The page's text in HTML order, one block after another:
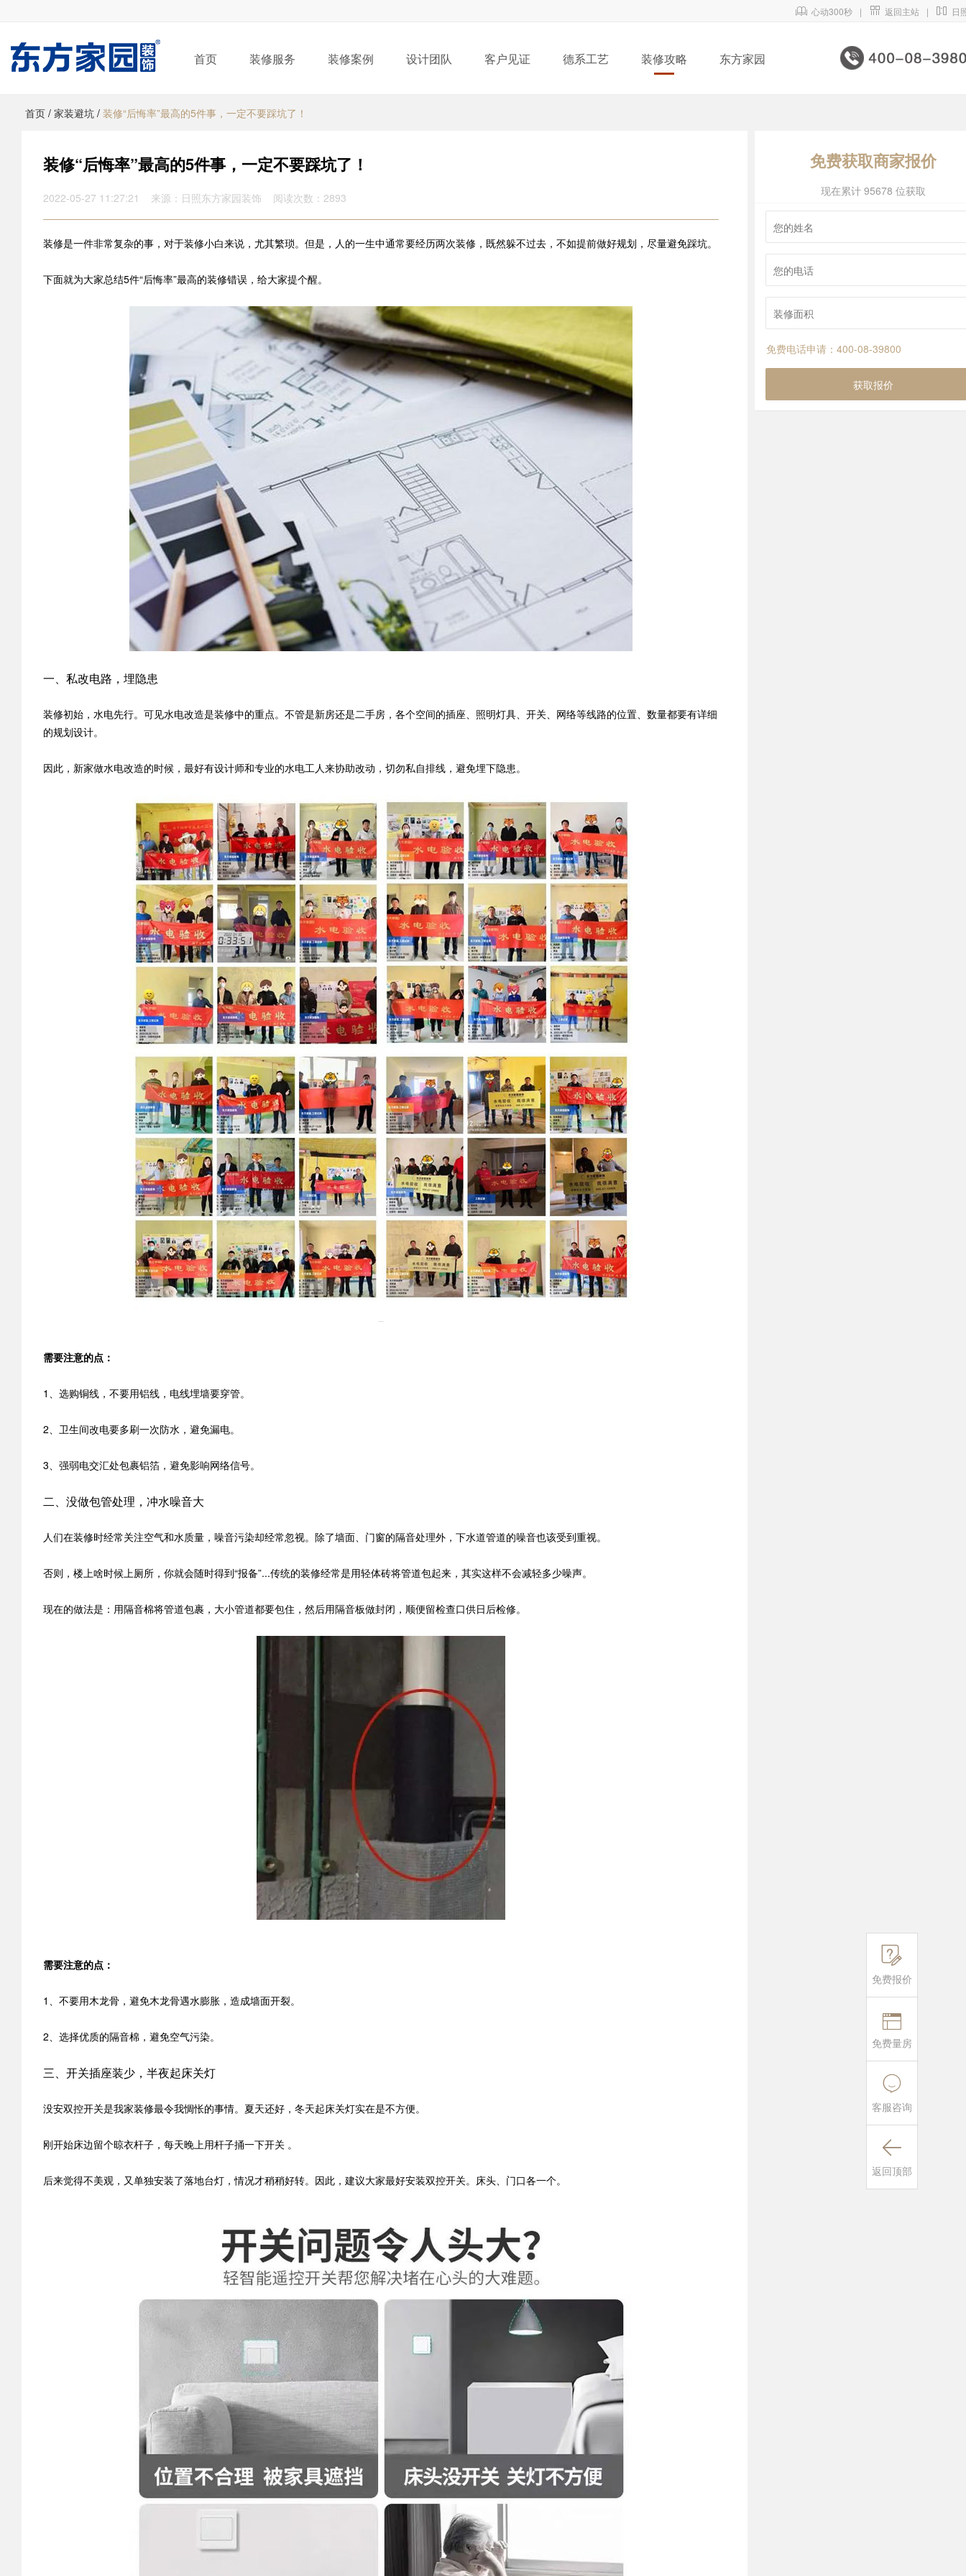
 心动300秒 |  返回主站 |  日
首页 装修服务 装修案例 设计团队 客户见证 德系工艺 装修攻略 东方家园
首页 / 家装避坑 / 装修“后悔率”最高的5件事，一定不要踩坑了！
装修“后悔率”最高的5件事，一定不要踩坑了！
2022-05-27 11:27:21 来源：日照东方家园装饰 阅读次数：2893
装修是一件非常复杂的事，对于装修小白来说，尤其繁琐。但是，人的一生中通常要经历两次装修，既然躲不过去，不如提前做好规划，尽量避免踩坑。
下面就为大家总结5件“后悔率”最高的装修错误，给大家提个醒。
一、私改电路，埋隐患
装修初始，水电先行。可见水电改造是装修中的重点。不管是新房还是二手房，各个空间的插座、照明灯具、开关、网络等线路的位置、数量都要有详细
的规划设计。
因此，新家做水电改造的时候，最好有设计师和专业的水电工人来协助改动，切勿私自排线，避免埋下隐患。
需要注意的点：
1、选购铜线，不要用铝线，电线埋墙要穿管。
2、卫生间改电要多刷一次防水，避免漏电。
3、强弱电交汇处包裹铝箔，避免影响网络信号。
二、没做包管处理，冲水噪音大
人们在装修时经常关注空气和水质量，噪音污染却经常忽视。除了墙面、门窗的隔音处理外，下水道管道的噪音也该受到重视。
否则，楼上啥时候上厕所，你就会随时得到“报备”...传统的装修经常是用轻体砖将管道包起来，其实这样不会减轻多少噪声。
现在的做法是：用隔音棉将管道包裹，大小管道都要包住，然后用隔音板做封闭，顺便留检查口供日后检修。
需要注意的点：
1、不要用木龙骨，避免木龙骨遇水膨胀，造成墙面开裂。
2、选择优质的隔音棉，避免空气污染。
三、开关插座装少，半夜起床关灯
没安双控开关是我家装修最令我惆怅的事情。夏天还好，冬天起床关灯实在是不方便。
刚开始床边留个晾衣杆子，每天晚上用杆子捅一下开关 。
后来觉得不美观，又单独安装了落地台灯，情况才稍稍好转。因此，建议大家最好安装双控开关。床头、门口各一个。
免费获取商家报价
现在累计 95678 位获取
免费电话申请：400-08-39800
获取报价

免费报价

免费量房

客服咨询

返回顶部